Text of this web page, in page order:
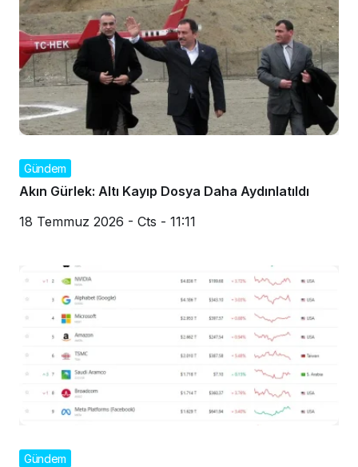
Gündem
Akın Gürlek: Altı Kayıp Dosya Daha Aydınlatıldı
18 Temmuz 2026 - Cts - 11:11
Gündem